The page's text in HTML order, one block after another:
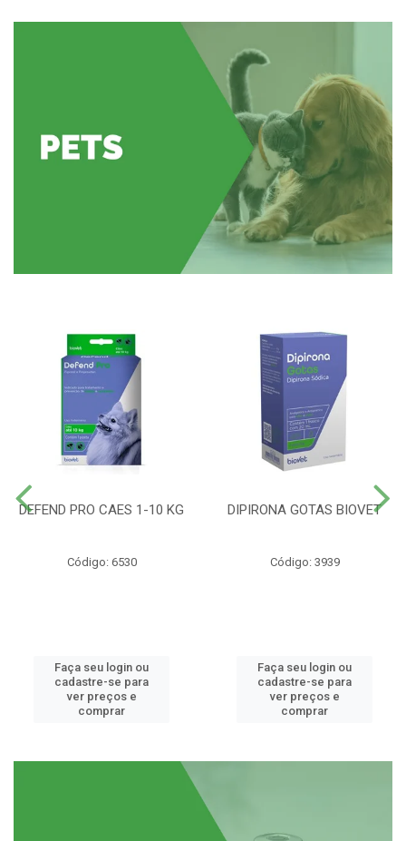
DEFEND PRO CAES 1-10 KG
Código: 6530
Faça seu login ou
cadastre-se para
ver preços e
comprar
DIPIRONA GOTAS BIOVET
Código: 3939
Faça seu login ou
cadastre-se para
ver preços e
comprar